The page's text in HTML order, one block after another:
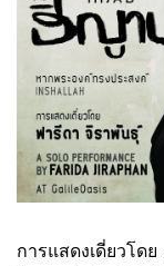
การแสดงเดี่ยวโดย